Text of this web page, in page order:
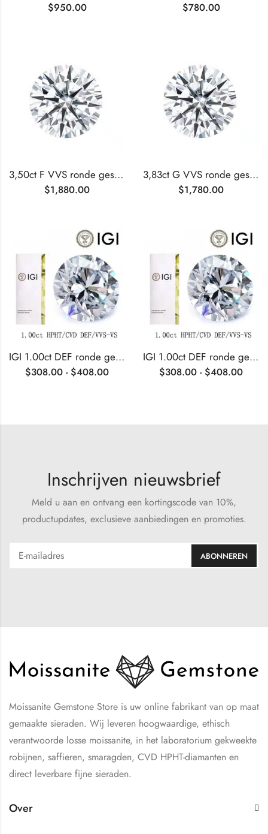
$950.00 $780.00
3,50ct F VVS ronde geslepen lab-grown diamant
$1,880.00
3,83ct G VVS ronde geslepen lab-grown diamant
$1,780.00
IGI 1.00ct DEF ronde geslepen CVD diamant
$308.00 - $408.00
IGI 1.00ct DEF ronde geslepen HPHT diamant
$308.00 - $408.00
Inschrijven nieuwsbrief
Meld u aan en ontvang een kortingscode van 10%,
productupdates, exclusieve aanbiedingen en promoties.
Moissanite Gemstone Store is uw online fabrikant van op maat
gemaakte sieraden. Wij leveren hoogwaardige, ethisch
verantwoorde losse moissanite, in het laboratorium gekweekte
robijnen, saffieren, smaragden, CVD HPHT-diamanten en
direct leverbare fijne sieraden.
Over